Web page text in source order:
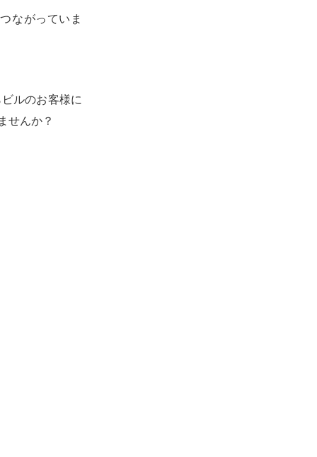
ながっていま
ルのお客様に
せんか？